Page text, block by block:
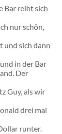
Bar reiht sich
nur schön,
und sich dann
in der Bar
Der
Guy, als wir
drei mal
runter.